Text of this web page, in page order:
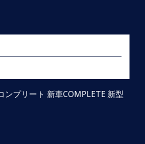
プリート 新車COMPLETE 新型